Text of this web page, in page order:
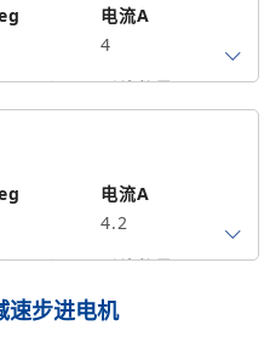
56
电流A
4
g.cm²
引线数量
4
80
电流A
4.2
g.cm²
引线数量
4
速步进电机